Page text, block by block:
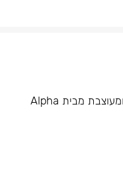
חברת Misha - נרגילה פרקטית ומעוצבת מבית Alpha